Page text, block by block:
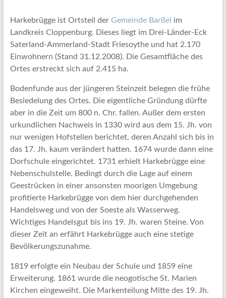
Harkebrügge ist Ortsteil der Gemeinde Barßel im
Landkreis Cloppenburg. Dieses liegt im Drei-Länder-Eck
Saterland-Ammerland-Stadt Friesoythe und hat 2.170
Einwohnern (Stand 31.12.2008). Die Gesamtfläche des
Ortes erstreckt sich auf 2.415 ha.
Bodenfunde aus der jüngeren Steinzeit belegen die frühe
Besiedelung des Ortes. Die eigentliche Gründung dürfte
aber in die Zeit um 800 n. Chr. fallen. Außer dem ersten
urkundlichen Nachweis in 1330 wird aus dem 15. Jh. von
nur wenigen Hofstellen berichtet, deren Anzahl sich bis in
das 17. Jh. kaum verändert hatten. 1674 wurde dann eine
Dorfschule eingerichtet. 1731 erhielt Harkebrügge eine
Nebenschulstelle. Bedingt durch die Lage auf einem
Geestrücken in einer ansonsten moorigen Umgebung
profitierte Harkebrügge von dem hier durchgehenden
Handelsweg und von der Soeste als Wasserweg.
Wichtiges Handelsgut bis ins 19. Jh. waren Steine. Von
dieser Zeit an erfährt Harkebrügge auch eine stetige
Bevölkerungszunahme.
1819 erfolgte ein Neubau der Schule und 1859 eine
Erweiterung. 1861 wurde die neogotische St. Marien
Kirchen eingeweiht. Die Markenteilung Mitte des 19. Jh.